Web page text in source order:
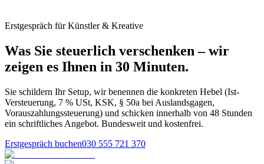
Erstgespräch für Künstler & Kreative
Was Sie steuerlich verschenken – wir
zeigen es Ihnen in 30 Minuten.
Sie schildern Ihr Setup, wir benennen die konkreten Hebel (Ist-
Versteuerung, 7 % USt, KSK, § 50a bei Auslandsgagen,
Vorauszahlungssteuerung) und schicken innerhalb von 48 Stunden
ein schriftliches Angebot. Bundesweit und kostenfrei.
Erstgespräch buchen030 555 721 370